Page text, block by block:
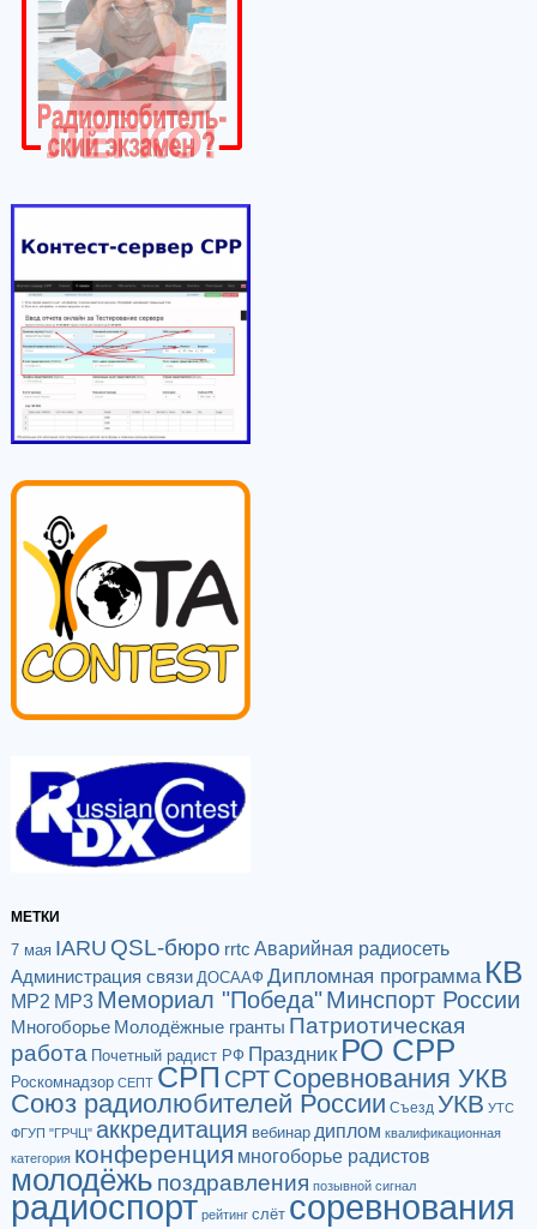
МЕТКИ
7 мая IARU QSL-бюро rrtc Аварийная радиосеть
Администрация связи ДОСААФ Дипломная программа КВ
МР2 МР3 Мемориал "Победа"Минспорт России
Многоборье Молодёжные гранты Патриотическая
работа Почетный радист РФ Праздник РО СРР
Роскомнадзор СЕПТ СРП СРТСоревнования УКВ
Союз радиолюбителей России Съезд УКВ УТС
ФГУП "ГРЧЦ" аккредитация вебинар диплом квалификационная
категория конференция многоборье радистов
молодёжь поздравления позывной сигнал
радиоспорт рейтинг слёт соревнования